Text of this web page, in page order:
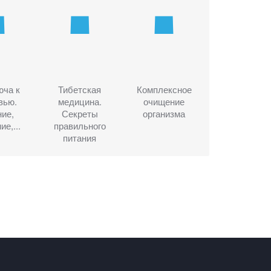
к
Тибетская
медицина.
Секреты
правильного
питания
Комплексное
очищение
организма